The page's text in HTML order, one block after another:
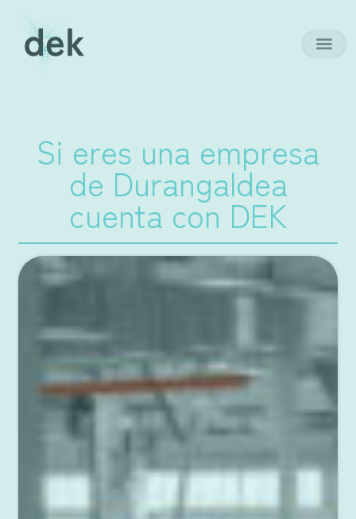
Si eres una empresa
de Durangaldea
cuenta con DEK